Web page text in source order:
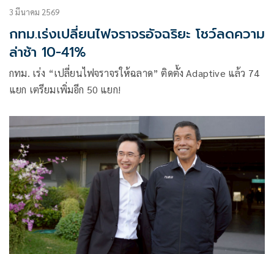
3 มีนาคม 2569
กทม.เร่งเปลี่ยนไฟจราจรอัจฉริยะ โชว์ลดความ
ล่าช้า 10-41%
กทม. เร่ง “เปลี่ยนไฟจราจรให้ฉลาด” ติดตั้ง Adaptive แล้ว 74
แยก เตรียมเพิ่มอีก 50 แยก!